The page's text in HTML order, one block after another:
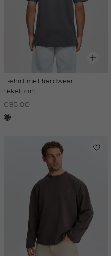
T-shirt met hardwear
tekstprint
€35.00
donkergrijs